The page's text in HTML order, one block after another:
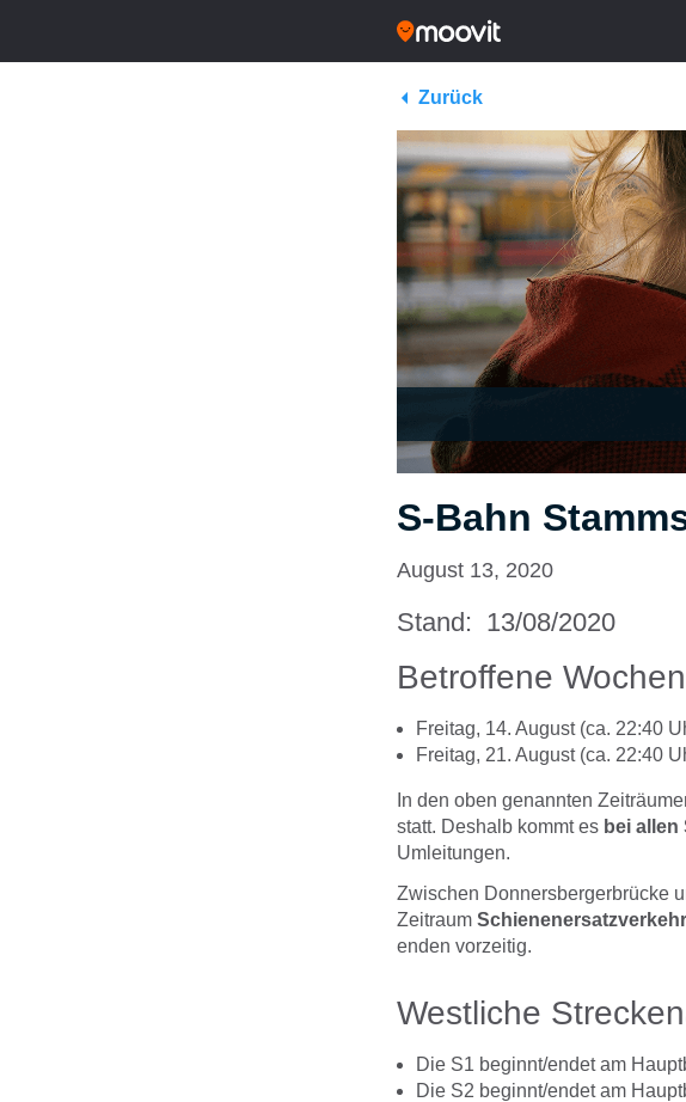
Zurück
S-Bahn
August 13, 2020
Stand: 13/08/2020
Betroffene
Freitag, 14. August (ca. 22:40
Freitag, 21. August (ca. 22:40
In den oben genannten
statt. Deshalb kommt es bei allen
Umleitungen.
Zwischen Donnersbergerbrücke
Zeitraum Schienenersatzverkehr
enden vorzeitig.
Westliche
Die S1 beginnt/endet am
Die S2 beginnt/endet am